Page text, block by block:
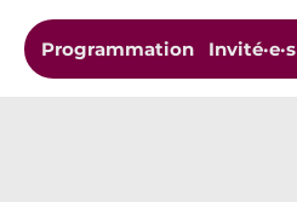
Programmation Invité·e·s